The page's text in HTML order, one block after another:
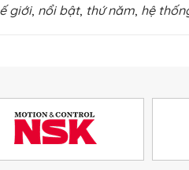
giới, nổi bật, thứ năm, hệ